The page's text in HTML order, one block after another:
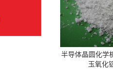
半导体晶圆化学
玉氧化